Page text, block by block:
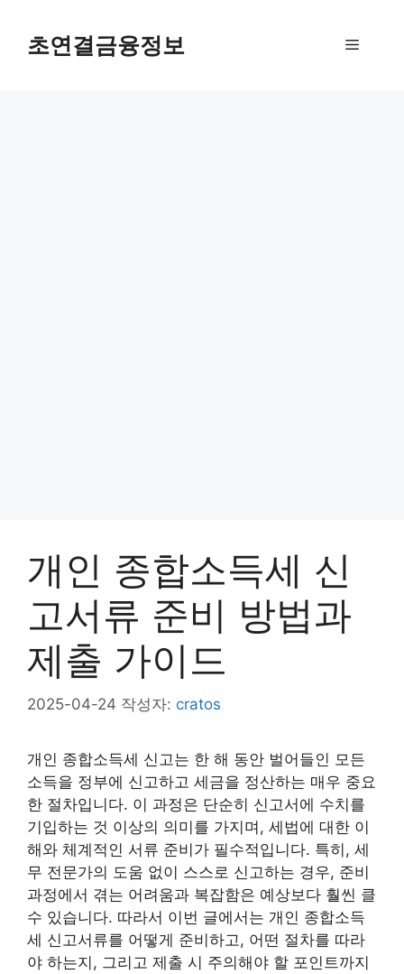
초연결금융정보 메
개인 종합소득세 신
고서류 준비 방법과
제출 가이드
2025-04-24 작성자: cratos
개인 종합소득세 신고는 한 해 동안 벌어들인 모든
소득을 정부에 신고하고 세금을 정산하는 매우 중요
한 절차입니다. 이 과정은 단순히 신고서에 수치를
기입하는 것 이상의 의미를 가지며, 세법에 대한 이
해와 체계적인 서류 준비가 필수적입니다. 특히, 세
무 전문가의 도움 없이 스스로 신고하는 경우, 준비
과정에서 겪는 어려움과 복잡함은 예상보다 훨씬 클
수 있습니다. 따라서 이번 글에서는 개인 종합소득
세 신고서류를 어떻게 준비하고, 어떤 절차를 따라
야 하는지, 그리고 제출 시 주의해야 할 포인트까지